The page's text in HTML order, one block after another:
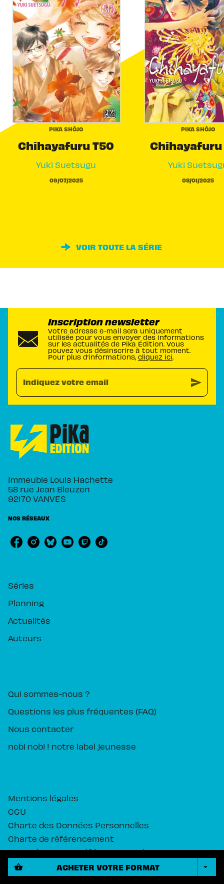
shopping_basket ACHETER VOTRE FORMAT arrow_drop_down
PIKA SHÔJO
Chihayafuru T50
Yuki Suetsugu
09/07/2025
PIKA SHÔJO
Chihayafuru
Yuki
08/01/2025
VOIR TOUTE LA SÉRIE
Inscription newsletter
Votre adresse e-mail sera uniquement
utilisée pour vous envoyer des informations
sur les actualités de Pika Édition. Vous
pouvez vous désinscrire à tout moment.
Pour plus d’informations, cliquez ici.
Indiquez votre email send
Immeuble Louis Hachette
58 rue Jean Bleuzen
92170 VANVES
NOS RÉSEAUX
Séries
Planning
Actualités
Auteurs
Qui sommes-nous ?
Questions les plus fréquentes (FAQ)
Nous contacter
nobi nobi ! notre label jeunesse
Mentions légales
CGU
Charte des Données Personnelles
Charte de référencement
Paramétrez vos préférences cookies